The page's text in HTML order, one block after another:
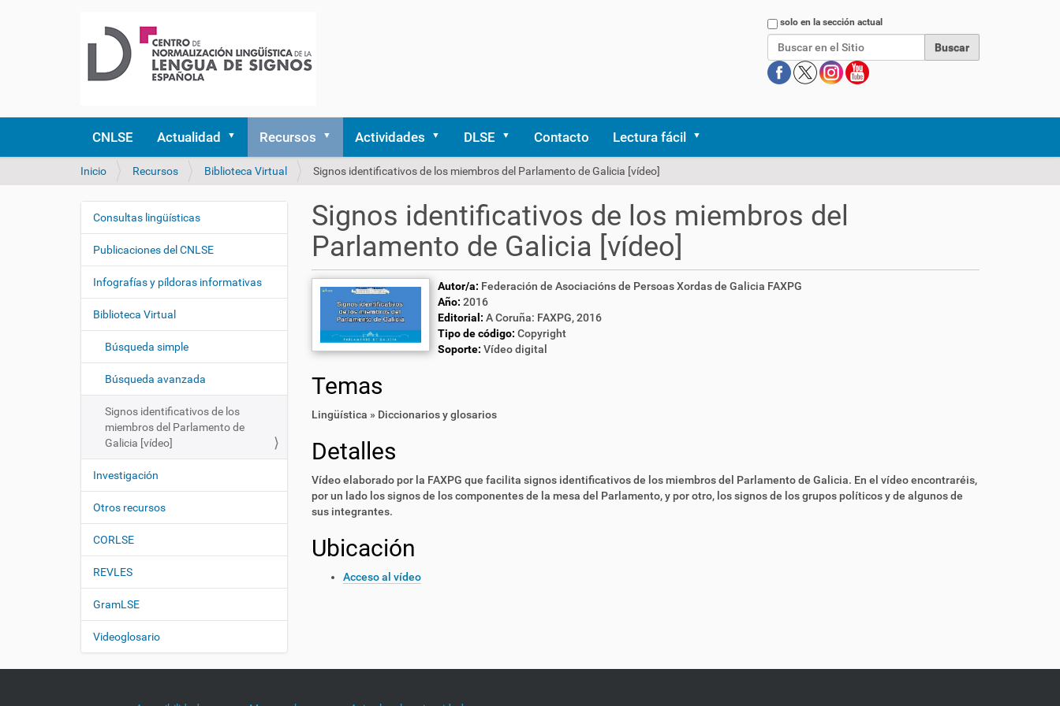
Buscarsolo en la sección actual
CNLSE Actualidad Recursos Actividades DLSE Contacto Lectura fácil
U
d
s
á
q
Inicio Recursos Biblioteca Virtual Signos identificativos de los miembros del Parlamento de Galicia [vídeo]
Signos identificativos de los miembros del
Parlamento de Galicia [vídeo]
Autor/a: Federación de Asociacións de Persoas Xordas de Galicia FAXPG
Año: 2016
Editorial: A Coruña: FAXPG, 2016
Tipo de código: Copyright
Soporte: Vídeo digital
Temas
Lingüística » Diccionarios y glosarios
Detalles
Vídeo elaborado por la FAXPG que facilita signos identificativos de los miembros del Parlamento de Galicia. En el vídeo encontraréis,
por un lado los signos de los componentes de la mesa del Parlamento, y por otro, los signos de los grupos políticos y de algunos de
sus integrantes.
Ubicación
Acceso al vídeo
N
e
g
a
i
n
Consultas lingüísticas
Publicaciones del CNLSE
Infografías y píldoras informativas
Biblioteca Virtual
Búsqueda simple
Búsqueda avanzada
Signos identificativos de los
miembros del Parlamento de
Galicia [vídeo]
Investigación
Otros recursos
CORLSE
REVLES
GramLSE
Videoglosario